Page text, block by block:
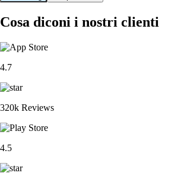
Cosa diconi i nostri clienti
4.7
320k Reviews
4.5